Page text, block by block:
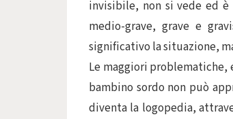
invisibile, non si vede ed
medio-grave, grave e
significativo la situazione,
Le maggiori
bambino sordo non può
diventa la logopedia,